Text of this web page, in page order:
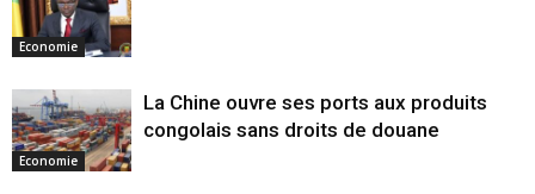
Economie
Economie
La Chine ouvre ses ports aux produits
congolais sans droits de douane